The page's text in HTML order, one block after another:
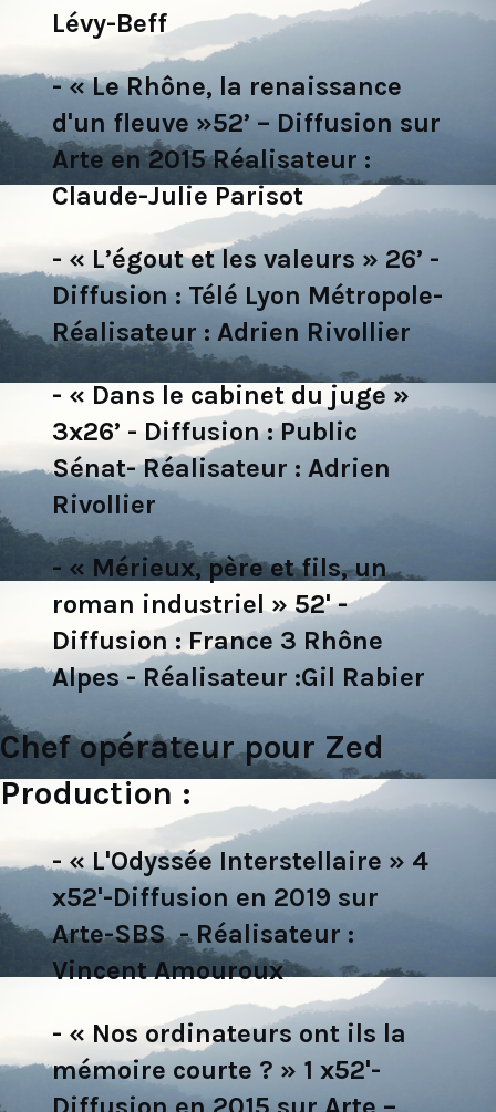
Lévy-Beff
- « Le Rhône, la renaissance
d'un fleuve »52’ – Diffusion sur
Arte en 2015 Réalisateur :
Claude-Julie Parisot
- « L’égout et les valeurs » 26’ -
Diffusion : Télé Lyon Métropole-
Réalisateur : Adrien Rivollier
- « Dans le cabinet du juge »
3x26’ - Diffusion : Public
Sénat- Réalisateur : Adrien
Rivollier
- « Mérieux, père et fils, un
roman industriel » 52' -
Diffusion : France 3 Rhône
Alpes - Réalisateur :Gil Rabier
Chef opérateur pour Zed
Production :
- « L'Odyssée Interstellaire » 4
x52'-Diffusion en 2019 sur
Arte-SBS - Réalisateur :
Vincent Amouroux
- « Nos ordinateurs ont ils la
mémoire courte ? » 1 x52'-